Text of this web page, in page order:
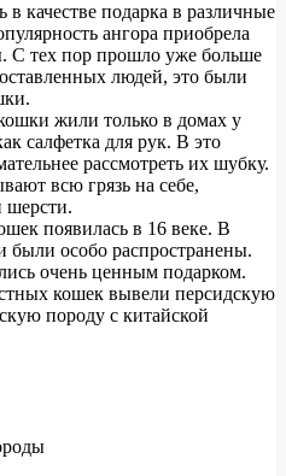
качестве подарка в различные
ангора приобрела
С тех пор прошло уже больше
людей, это были
жили только в домах у
салфетка для рук. В это
рассмотреть их шубку.
всю грязь на себе,
шерсти.
появилась в 16 веке. В
особо распространены.
очень ценным подарком.
кошек вывели персидскую
породу с китайской